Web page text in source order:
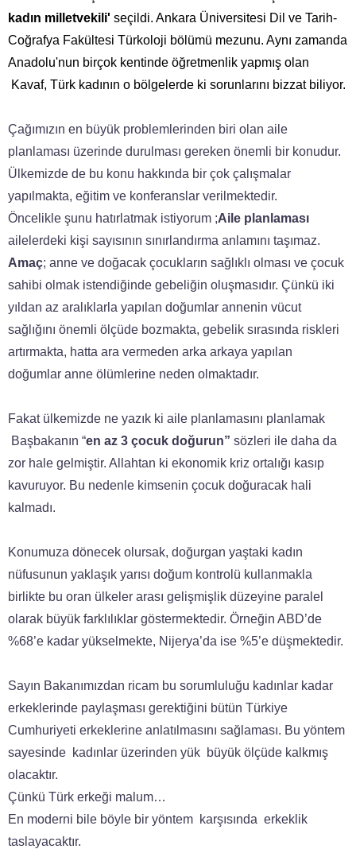
kadın milletvekili' seçildi. Ankara Üniversitesi Dil ve Tarih-
Coğrafya Fakültesi Türkoloji bölümü mezunu. Aynı zamanda
Anadolu'nun birçok kentinde öğretmenlik yapmış olan
Kavaf, Türk kadının o bölgelerde ki sorunlarını bizzat biliyor.
Çağımızın en büyük problemlerinden biri olan aile
planlaması üzerinde durulması gereken önemli bir konudur.
Ülkemizde de bu konu hakkında bir çok çalışmalar
yapılmakta, eğitim ve konferanslar verilmektedir.
Öncelikle şunu hatırlatmak istiyorum ;Aile planlaması
ailelerdeki kişi sayısının sınırlandırma anlamını taşımaz.
Amaç; anne ve doğacak çocukların sağlıklı olması ve çocuk
sahibi olmak istendiğinde gebeliğin oluşmasıdır. Çünkü iki
yıldan az aralıklarla yapılan doğumlar annenin vücut
sağlığını önemli ölçüde bozmakta, gebelik sırasında riskleri
artırmakta, hatta ara vermeden arka arkaya yapılan
doğumlar anne ölümlerine neden olmaktadır.
Fakat ülkemizde ne yazık ki aile planlamasını planlamak
Başbakanın “en az 3 çocuk doğurun” sözleri ile daha da
zor hale gelmiştir. Allahtan ki ekonomik kriz ortalığı kasıp
kavuruyor. Bu nedenle kimsenin çocuk doğuracak hali
kalmadı.
Konumuza dönecek olursak, doğurgan yaştaki kadın
nüfusunun yaklaşık yarısı doğum kontrolü kullanmakla
birlikte bu oran ülkeler arası gelişmişlik düzeyine paralel
olarak büyük farklılıklar göstermektedir. Örneğin ABD’de
%68’e kadar yükselmekte, Nijerya’da ise %5’e düşmektedir.
Sayın Bakanımızdan ricam bu sorumluluğu kadınlar kadar
erkeklerinde paylaşması gerektiğini bütün Türkiye
Cumhuriyeti erkeklerine anlatılmasını sağlaması. Bu yöntem
sayesinde kadınlar üzerinden yük büyük ölçüde kalkmış
olacaktır.
Çünkü Türk erkeği malum…
En moderni bile böyle bir yöntem karşısında erkeklik
taslayacaktır.